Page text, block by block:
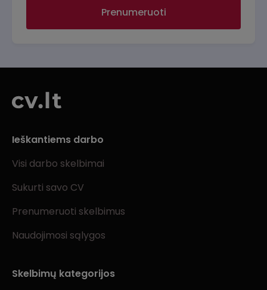
Prenumeruoti
Ieškantiems darbo
Visi darbo skelbimai
Sukurti savo CV
Prenumeruoti skelbimus
Naudojimosi sąlygos
Skelbimų kategorijos